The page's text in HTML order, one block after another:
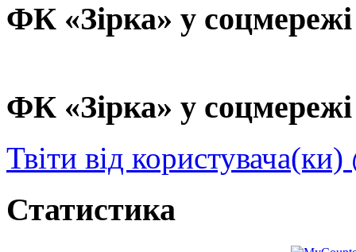
ФК «Зірка» у
ФК «Зірка» у
Твіти від
Статистика